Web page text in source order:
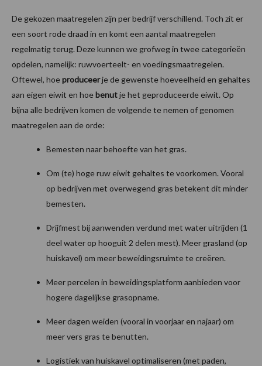
De gekozen maatregelen zijn per bedrijf verschillend. Toch zit er
een soort rode draad in en komt een aantal maatregelen
regelmatig terug. Deze kunnen we grofweg in twee categorieën
opdelen, namelijk: ruwvoerteelt- en voedingsmaatregelen.
Oftewel, hoeproduceerje de gewenste hoeveelheid en gehaltes
aan eigen eiwit en hoebenutje het geproduceerde eiwit. Op
bijna alle bedrijven komen de volgende te nemen of genomen
maatregelen aan de orde:
Bemesten naar behoefte van het gras.
Om (te) hoge ruw eiwit gehaltes te voorkomen. Vooral
op bedrijven met overwegend gras betekent dit minder
bemesten.
Drijfmest bij aanwenden verdund met water uitrijden (1
deel water op hooguit 2 delen mest). Meer grasland (op
huiskavel) om meer beweidingsruimte te creëren.
Meer percelen in beweidingsplatform aanbieden voor
hogere dagelijkse grasopname.
Meer dagen weiden (vooral in voorjaar en najaar) om
meer vers gras te benutten.
Logistiek van huiskavel optimaliseren (met paden,